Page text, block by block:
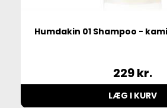
Humdakin 01 Shampoo -
229kr.
LÆG I KURV